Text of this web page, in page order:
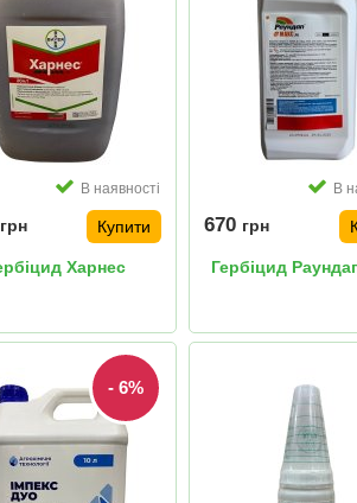
В наявності
грн Купити
Харнес
В
670 грн
Гербіцид
- 6%